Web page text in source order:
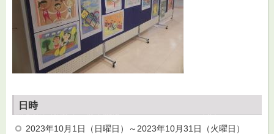
日時
2023年10月1日（日曜日）～2023年10月31日（火曜日）